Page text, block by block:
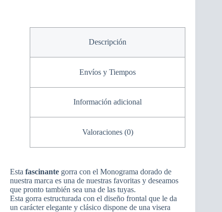
Descripción
Envíos y Tiempos
Información adicional
Valoraciones (0)
Esta fascinante gorra con el Monograma dorado de
nuestra marca es una de nuestras favoritas y deseamos
que pronto también sea una de las tuyas.
Esta gorra estructurada con el diseño frontal que le da
un carácter elegante y clásico dispone de una visera